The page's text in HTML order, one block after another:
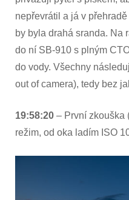
nepřevrátil a já v
by byla drahá sranda. Na
do ní SB-910 s plným
do vody. Všechny
out of camera), tedy bez
19:58:20 – První zkouška
režim, od oka ladím ISO